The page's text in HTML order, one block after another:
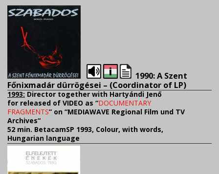
1990: A Szent
Főnixmadár dürrögései – (Coordinator of LP)
1993: Director together with Hartyándi Jenő
for released of VIDEO as “DOCUMENTARY
FRAGMENTS” on “MEDIAWAVE Regional Film und TV
Archives“
52 min. BetacamSP 1993, Colour, with words,
Hungarian language